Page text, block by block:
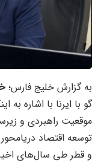
به گزارش خلیج فارس؛
گو با ایرنا با اشاره به
موقعیت راهبردی و
توسعه اقتصاد
و قطر طی سال‌های